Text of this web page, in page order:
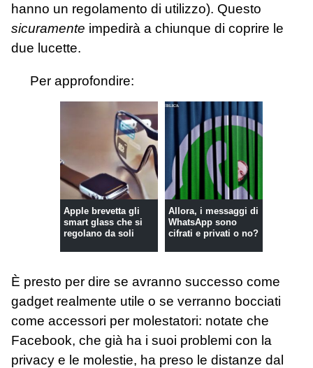
hanno un regolamento di utilizzo). Questo
sicuramente impedirà a chiunque di coprire le
due lucette.
Per approfondire:
Apple brevetta gli
smart glass che si
regolano da soli
Allora, i messaggi di
WhatsApp sono
cifrati e privati o no?
È presto per dire se avranno successo come
gadget realmente utile o se verranno bocciati
come accessori per molestatori: notate che
Facebook, che già ha i suoi problemi con la
privacy e le molestie, ha preso le distanze dal